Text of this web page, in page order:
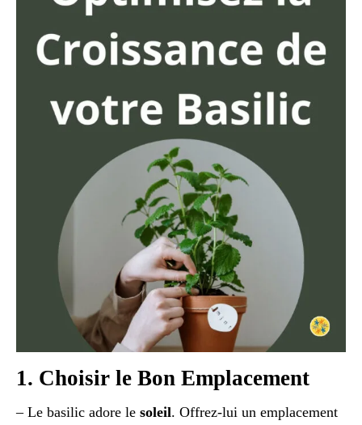
1. Choisir le Bon Emplacement
– Le basilic adore le soleil. Offrez-lui un emplacement